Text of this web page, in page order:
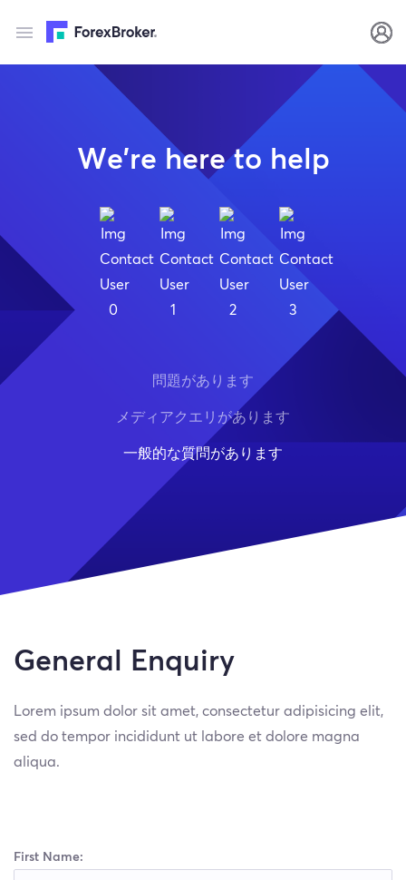
We’re here to help
問題があります
メディアクエリがあります
一般的な質問があります
General Enquiry
Lorem ipsum dolor sit amet, consectetur adipisicing elit,
sed do tempor incididunt ut labore et dolore magna
aliqua.
Leave
this
First Name: